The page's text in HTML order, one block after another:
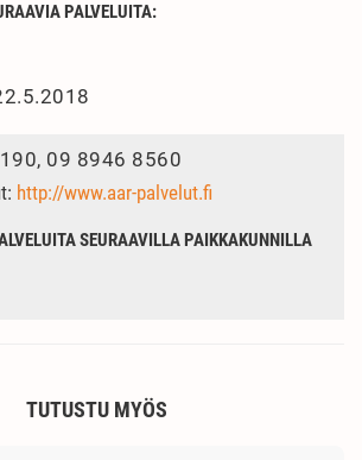
PALVELUITA:
09 8946 8560
http://www.aar-palvelut.fi
SEURAAVILLA PAIKKAKUNNILLA
TUTUSTU MYÖS